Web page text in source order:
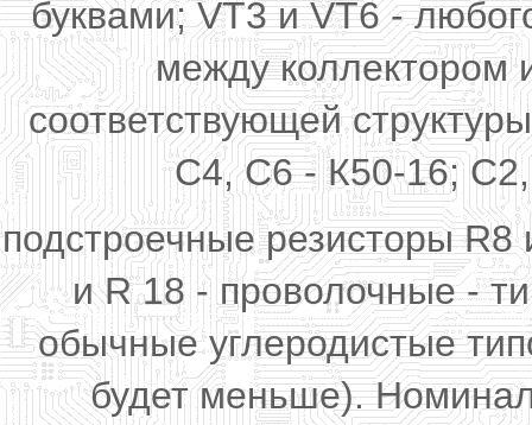
буквами; VT3 и VT6 -
между коллектором
соответствующей
С4, С6 - К50-16;
подстроечные резисторы
и R 18 - проволочные -
обычные углеродистые
будет меньше).